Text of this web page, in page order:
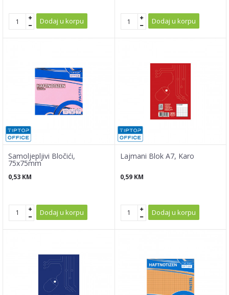
Dodaj u korpu Dodaj u korpu
Samoljepljivi Bločići,
75x75mm
0,53 KM
Dodaj u korpu
Lajmani Blok A7, Karo
0,59 KM
Dodaj u korpu